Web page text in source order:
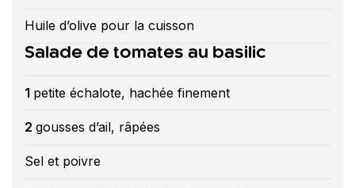
Huile d’olive pour la cuisson
Salade de tomates au basilic
1 petite échalote, hachée finement
2 gousses d’ail, râpées
Sel et poivre